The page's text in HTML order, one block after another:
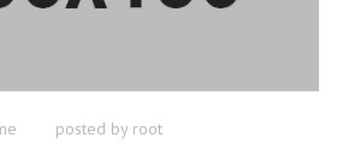
posted by root